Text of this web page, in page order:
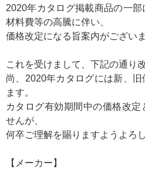
2020年カタログ掲載商品の一
材料費等の高騰に伴い、
価格改定になる旨案内がございま
これを受けまして、下記の通り
尚、2020年カタログには新、
ます。
カタログ有効期間中の価格改定
せんが、
何卒ご理解を賜りますようよろ
【メーカー】